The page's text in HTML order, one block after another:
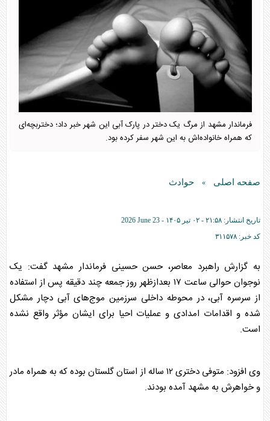
فرماندار مشهد از مرگ یک دختر در پارک آبی این شهر خبر داد؛ دختربچه‌ای
که همراه خانواده‌اش به این شهر سفر کرده بود.
صفحه اصلی » حوادث
تاریخ انتشار: ۲۱:۵۸ - ۰۲ تير ۱۴۰۵ -
2026 June 23
کد خبر: ۳۱۱۵۷۸
به گزارش راهبرد معاصر، حسن حسینی فرماندار مشهد گفت: یک
نوجوان حوالی ساعت ۱۷ بعدازظهر روز جمعه چند دقیقه پس از استفاده
از سرسره آبی، در محوطه داخلی سرزمین موج‌های آبی دچار مشکل
شده و اقدامات امدادی و عملیات احیا برای ایشان مؤثر واقع نشده
است.
وی افزود: متوفی دختری ۱۲ ساله از استان گلستان بوده که به همراه مادر
و خواهرش به مشهد آمده بودند.